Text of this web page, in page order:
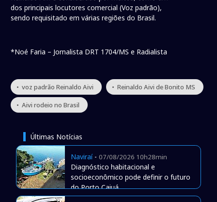
dos principais locutores comercial (Voz padrão),
sendo requisitado em várias regiões do Brasil.
*Noé Faria – Jornalista DRT 1704/MS e Radialista
• voz padrão Reinaldo Aivi • Reinaldo Aivi de Bonito MS
• Aivi rodeio no Brasil
Últimas Notícias
Naviraí- 07/08/2026 10h28min
Diagnóstico habitacional e
socioeconômico pode definir o futuro
do Porto Caiuá